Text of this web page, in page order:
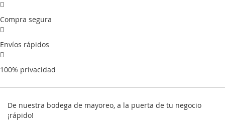
Compra segura
Envíos rápidos
100% privacidad
De nuestra bodega de mayoreo, a la puerta de tu negocio
¡rápido!